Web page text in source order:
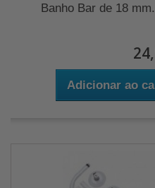
Banho Bar de 18
Adicionar ao